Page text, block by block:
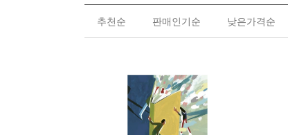
추천순 판매인기순 낮은가격순